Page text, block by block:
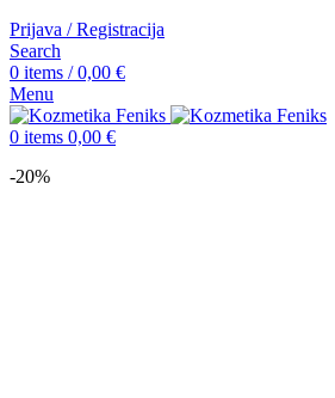
Prijava / Registracija
Search
0 items / 0,00 €
Menu
0 items 0,00 €
-20%